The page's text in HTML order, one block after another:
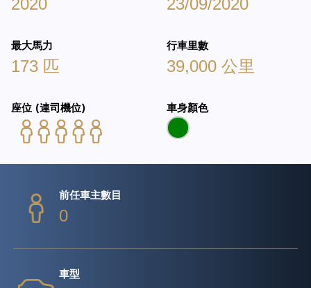
2020 23/09/2020
最大馬力
173 匹
行車里數
39,000 公里
座位 (連司機位) 車身顏色
前任車主數目
0
車型